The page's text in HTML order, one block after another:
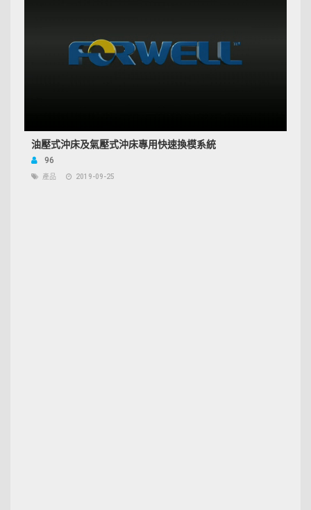
油壓式沖床及氣壓式沖床專用快速換模系統
96
產品 2019-09-25